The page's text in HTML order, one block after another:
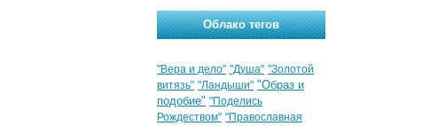
Облако тегов
"Вера и дело" "Душа" "Золотой
витязь" "Ландыши" "Образ и
подобие" "Поделись
Рождеством" "Православная